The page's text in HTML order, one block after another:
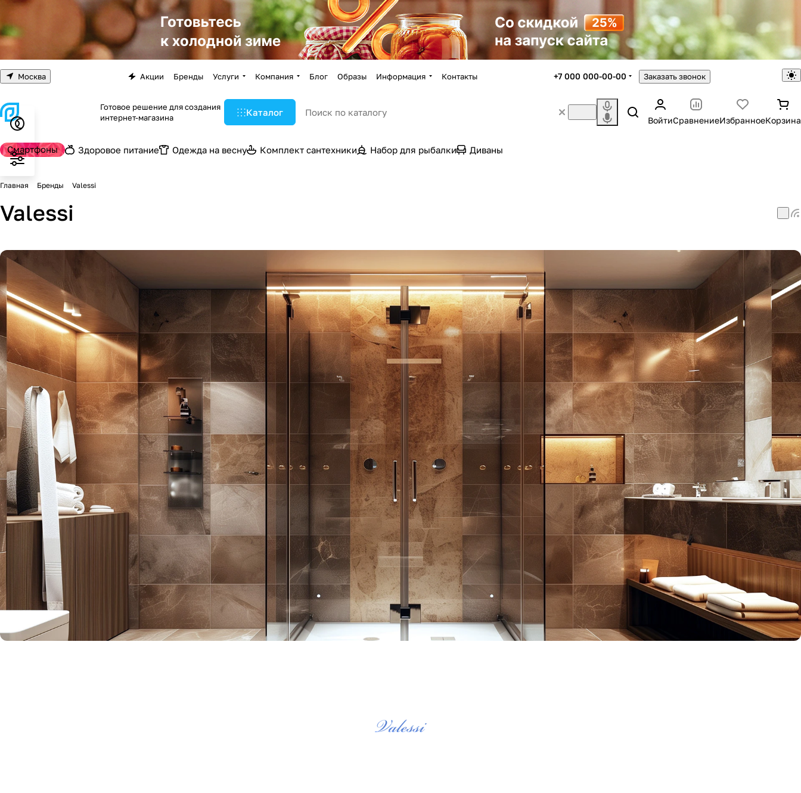
Москва Акции Бренды Услуги Компания Блог Образы Информация Контакты +7 000 000-00-00 Заказать звонок
Готовое решение для создания
интернет-магазина
Каталог
ВойтиСравнениеИзбранноеКорзина
Смартфоны Здоровое питание Одежда на весну Комплект сантехники Набор для рыбалки Диваны
Главная Бренды Valessi
Valessi